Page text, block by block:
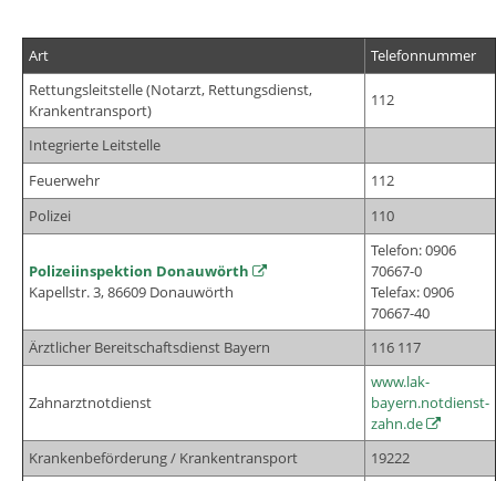
Art
Telefonnummer
Rettungsleitstelle (Notarzt, Rettungsdienst,
Krankentransport)
112
Integrierte Leitstelle
Feuerwehr
112
Polizei
110
Polizeiinspektion Donauwörth
Kapellstr. 3, 86609 Donauwörth
Telefon: 0906
70667-0
Telefax: 0906
70667-40
Ärztlicher Bereitschaftsdienst Bayern
116 117
Zahnarztnotdienst
www.lak-
bayern.notdienst-
zahn.de
Krankenbeförderung / Krankentransport
19222